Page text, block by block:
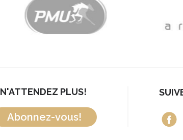
N'ATTENDEZ PLUS!
Abonnez-vous!